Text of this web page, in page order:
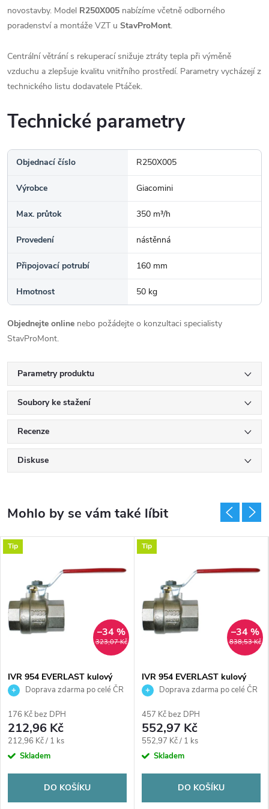
novostavby. Model R250X005 nabízíme včetně odborného
poradenství a montáže VZT u StavProMont.
Centrální větrání s rekuperací snižuje ztráty tepla při výměně
vzduchu a zlepšuje kvalitu vnitřního prostředí. Parametry vycházejí z
technického listu dodavatele Ptáček.
Technické parametry
Objednací číslo R250X005
Výrobce Giacomini
Max. průtok 350 m³/h
Provedení nástěnná
Připojovací potrubí 160 mm
Hmotnost 50 kg
Objednejte online nebo požádejte o konzultaci specialisty
StavProMont.
Parametry produktu
Soubory ke stažení
Recenze
Diskuse
Tip
323,07 Kč
–34 %
IVR 954 EVERLAST kulový
kohout FF3/4", závitový,
poniklovaný
Doprava zdarma po celé ČR
176 Kč bez DPH
212,96 Kč
Měrná
cena:
212,96 Kč / 1 ks
Skladem
DO KOŠÍKU
Tip
838,53 Kč
–34 %
IVR 954 EVERLAST kulový
kohout FF5/4", závitový,
poniklovaný
Doprava zdarma po celé ČR
457 Kč bez DPH
552,97 Kč
Měrná
cena:
552,97 Kč / 1 ks
Skladem
DO KOŠÍKU